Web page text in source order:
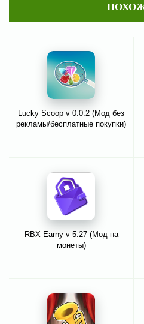
Lucky Scoop v 0.0.2 (Мод без
рекламы/бесплатные покупки)
RBX Earny v 5.27 (Мод на
монеты)